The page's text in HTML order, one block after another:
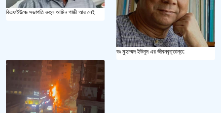
বিএফইউজে সভাপতি রুহুল আমিন গাজী আর নেই
ডঃ মুহাম্মদ ইউনূস এর জীবনবৃত্তান্ত: